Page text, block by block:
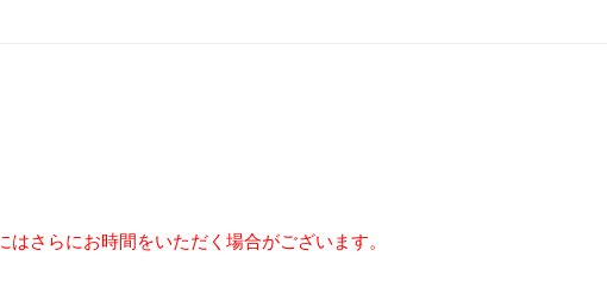
さらにお時間をいただく場合がございます。